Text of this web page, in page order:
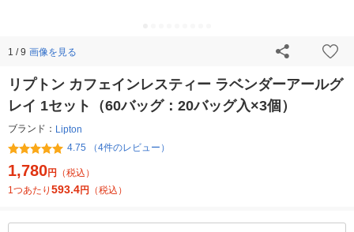
1 / 9 画像を見る
リプトン カフェインレスティー ラベンダーアールグ
レイ 1セット（60バッグ：20バッグ入×3個）
ブランド： Lipton
4.75 （4件のレビュー）
1,780円
（税込）
1つあたり 593.4円 （税込）